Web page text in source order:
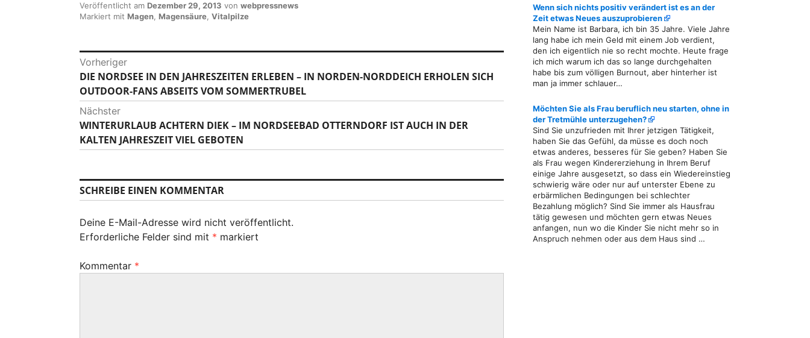
Veröffentlicht am Dezember 29, 2013 von webpressnews
Markiert mit Magen Magensäure Vitalpilze
B
e
i
t
r
g
s
-
N
a
Vorheriger
V
o
r
h
e
r
g
e
B
e
t
DIE NORDSEE IN DEN JAHRESZEITEN ERLEBEN – IN NORDEN-NORDDEICH ERHOLEN SICH
OUTDOOR-FANS ABSEITS VOM SOMMERTRUBEL
Nächster
N
ä
s
t
r
B
i
WINTERURLAUB ACHTERN DIEK – IM NORDSEEBAD OTTERNDORF IST AUCH IN DER
KALTEN JAHRESZEIT VIEL GEBOTEN
SCHREIBE EINEN KOMMENTAR
Deine E-Mail-Adresse wird nicht veröffentlicht.
Erforderliche Felder sind mit * markiert
Kommentar *
Wenn sich nichts positiv verändert ist es an der
Zeit etwas Neues auszuprobieren
Mein Name ist Barbara, ich bin 35 Jahre. Viele Jahre
lang habe ich mein Geld mit einem Job verdient,
den ich eigentlich nie so recht mochte. Heute frage
ich mich warum ich das so lange durchgehalten
habe bis zum völligen Burnout, aber hinterher ist
man ja immer schlauer…
Möchten Sie als Frau beruflich neu starten, ohne in
der Tretmühle unterzugehen?
Sind Sie unzufrieden mit Ihrer jetzigen Tätigkeit,
haben Sie das Gefühl, da müsse es doch noch
etwas anderes, besseres für Sie geben? Haben Sie
als Frau wegen Kindererziehung in Ihrem Beruf
einige Jahre ausgesetzt, so dass ein Wiedereinstieg
schwierig wäre oder nur auf unterster Ebene zu
erbärmlichen Bedingungen bei schlechter
Bezahlung möglich? Sind Sie immer als Hausfrau
tätig gewesen und möchten gern etwas Neues
anfangen, nun wo die Kinder Sie nicht mehr so in
Anspruch nehmen oder aus dem Haus sind …